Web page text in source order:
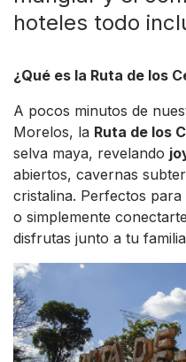
hoteles todo
¿Qué es la Ruta de los
A pocos minutos de
Morelos, la Ruta de los
selva maya, revelando
abiertos, cavernas
cristalina. Perfectos
o simplemente
disfrutas junto a tu